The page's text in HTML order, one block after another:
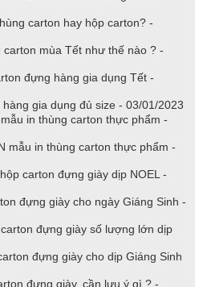
carton hay hộp carton? -
mùa Tết như thế nào ? -
đựng hàng gia dụng Tết -
gia dụng đủ size - 03/01/2023
in thùng carton thực phẩm -
mẫu in thùng carton thực phẩm -
carton đựng giày dịp NOEL -
đựng giày cho ngày Giáng Sinh -
đựng giày số lượng lớn dịp
đựng giày cho dịp Giáng Sinh
đựng giày, cần lưu ý gì ? -